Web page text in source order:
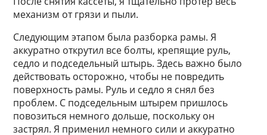
механизм от грязи и пыли.
Следующим этапом была разборка рамы. Я
аккуратно открутил все болты, крепящие руль,
седло и подседельный штырь. Здесь важно было
действовать осторожно, чтобы не повредить
поверхность рамы. Руль и седло я снял без
проблем. С подседельным штырем пришлось
повозиться немного дольше, поскольку он
застрял. Я применил немного сили и аккуратно